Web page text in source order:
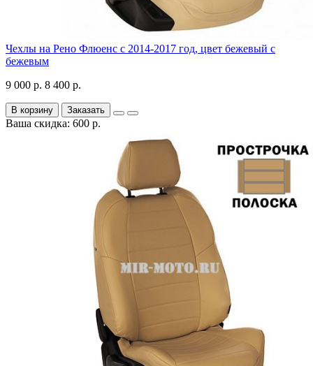
Чехлы на Рено Флюенс с 2014-2017 год, цвет бежевый с
бежевым
9 000 р. 8 400 р.
В корзину Заказать
Ваша скидка: 600 р.